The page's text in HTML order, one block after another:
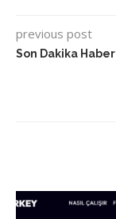
previous post
Son Dakika Haber